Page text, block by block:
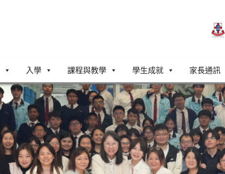
入學 課程與教學 學生成就 家長通訊